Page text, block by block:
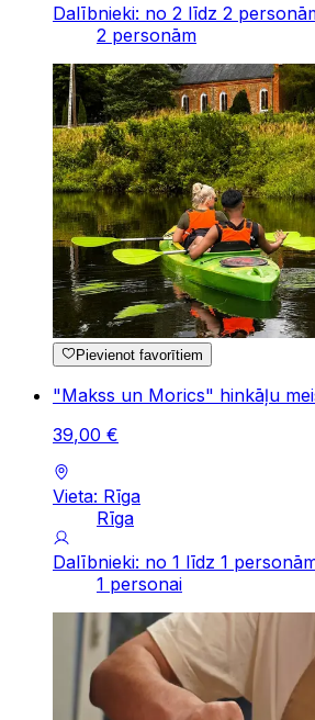
Dalībnieki: no 2 līdz 2
2 personām
Pievienot favorītiem
"Makss un Morics" hinkāļu
39,00 €
Vieta: Rīga
Rīga
Dalībnieki: no 1 līdz 1
1 personai